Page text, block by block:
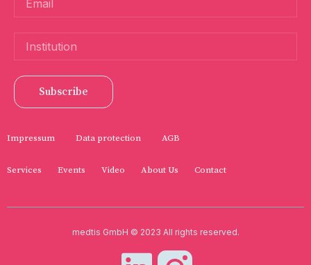
Subscribe
Impressum Data protection AGB
Services Events Video About Us Contact
medtis GmbH © 2023 All rights reserved.